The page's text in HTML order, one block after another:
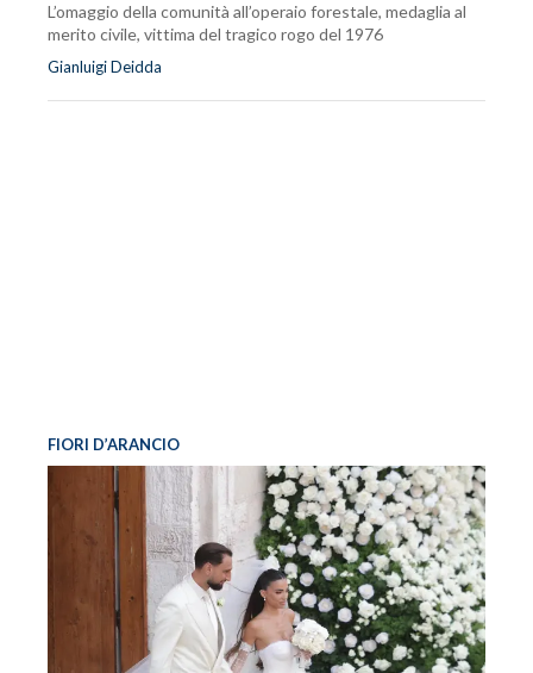
L’omaggio della comunità all’operaio forestale, medaglia al
merito civile, vittima del tragico rogo del 1976
Gianluigi Deidda
FIORI D’ARANCIO